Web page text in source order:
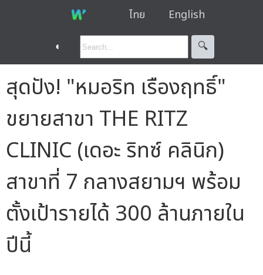
ไทย English
◐ 🔍︎
สุดปัง! "หมอริท เรืองฤทธิ์"
ขยายสาขา THE RITZ
CLINIC (เดอะ ริทซ์ คลินิก)
สาขาที่ 7 กลางสยามฯ พร้อม
ตั้งเป้ารายได้ 300 ล้านภายใน
ปีนี้